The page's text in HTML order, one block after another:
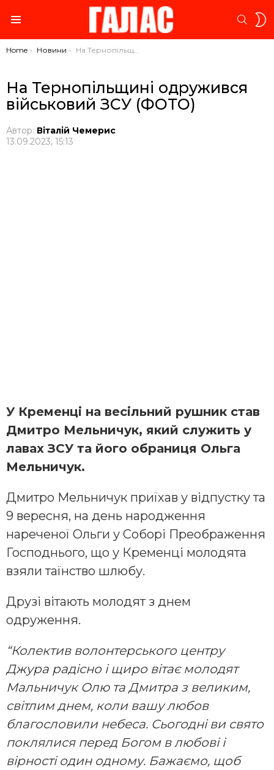
You are here:
Home Новини На Тернопільщині одружився військовий ЗСУ (ФОТО)
На Тернопільщині одружився
військовий ЗСУ (ФОТО)
Автор: Віталій Чемерис
13.09.2023, 15:13
У Кременці на весільний рушник став
Дмитро Мельничук, який служить у
лавах ЗСУ та його обраниця Ольга
Мельничук.
Дмитро Мельничук приїхав у відпустку та
9 вересня, на день народження
нареченої Ольги у Соборі Преображення
Господнього, що у Кременці молодята
взяли таїнство шлюбу.
Друзі вітають молодят з днем
одруження.
“Колектив волонтерського центру
Джура радісно і щиро вітає молодят
Мальничук Олю та Дмитра з великим,
світлим днем, коли вашу любов
благословили небеса. Сьогодні ви свято
поклялися перед Богом в любові і
вірності один одному. Бажаємо, щоб